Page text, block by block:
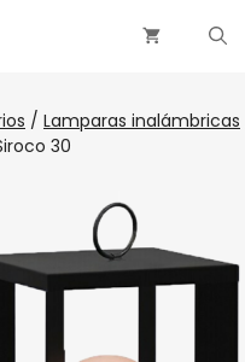
/ Lamparas inalámbricas
30